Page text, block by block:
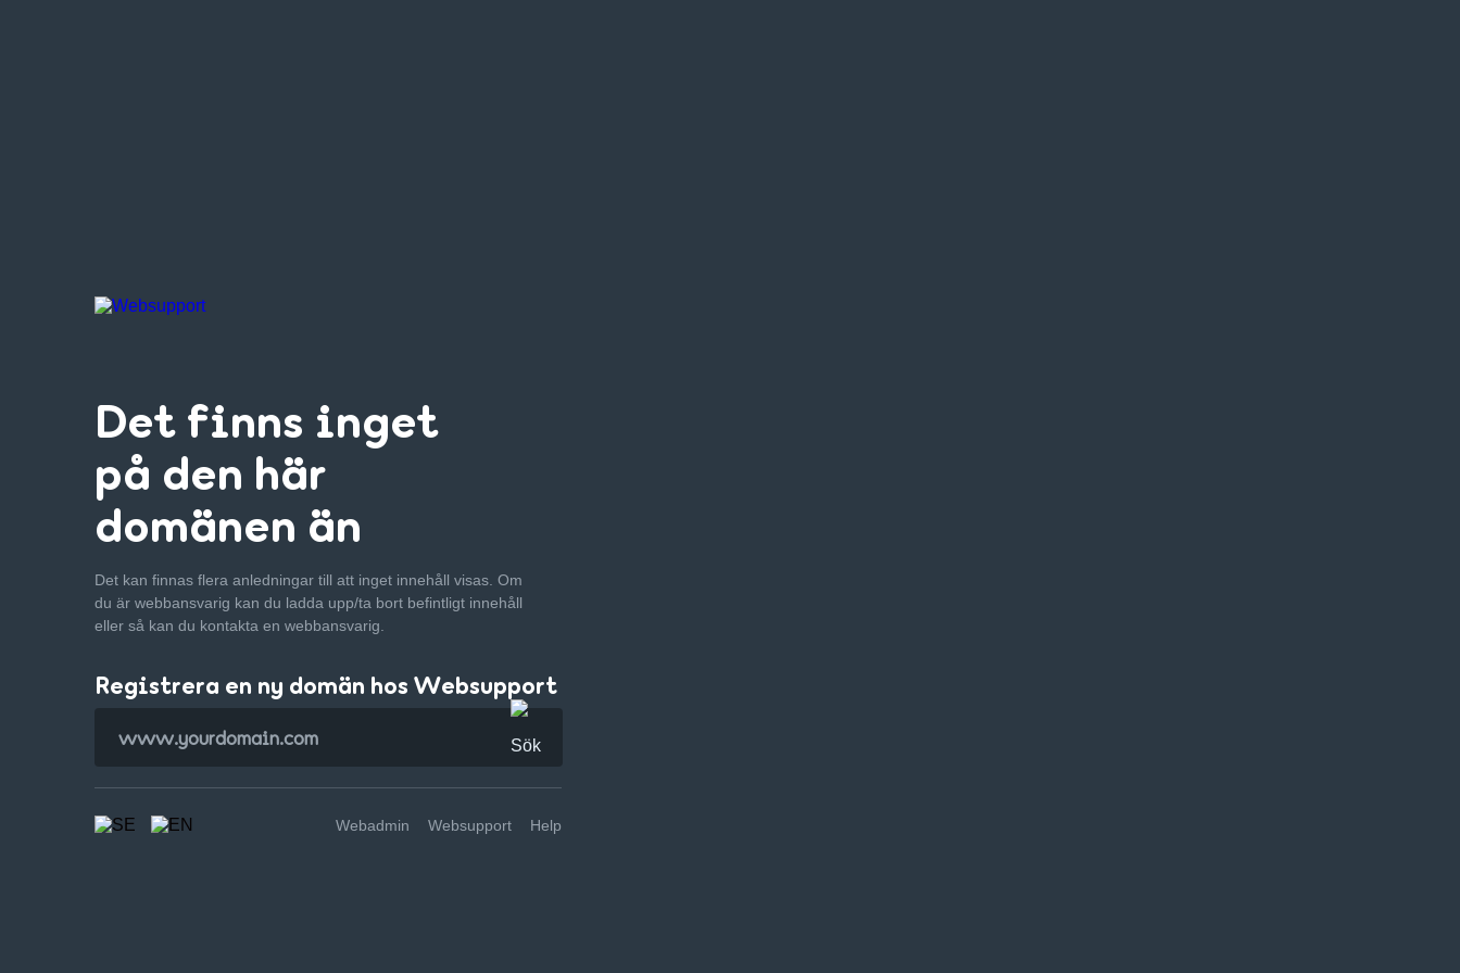
Det finns inget
på den här
domänen än
Det kan finnas flera anledningar till att inget innehåll visas. Om
du är webbansvarig kan du ladda upp/ta bort befintligt innehåll
eller så kan du kontakta en webbansvarig.
Registrera en ny domän hos Websupport
Webadmin Websupport Help